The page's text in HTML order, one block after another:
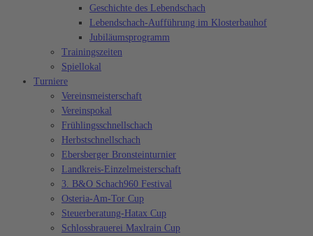
Geschichte des Lebendschach
Lebendschach-Aufführung im Klosterbauhof
Jubiläumsprogramm
Trainingszeiten
Spiellokal
Turniere
Vereinsmeisterschaft
Vereinspokal
Frühlingsschnellschach
Herbstschnellschach
Ebersberger Bronsteinturnier
Landkreis-Einzelmeisterschaft
3. B&O Schach960 Festival
Osteria-Am-Tor Cup
Steuerberatung-Hatax Cup
Schlossbrauerei Maxlrain Cup